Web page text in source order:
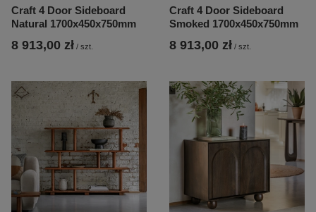
Craft 4 Door Sideboard
Natural 1700x450x750mm
8 913,00 zł / szt.
Craft 4 Door Sideboard
Smoked 1700x450x750mm
8 913,00 zł / szt.